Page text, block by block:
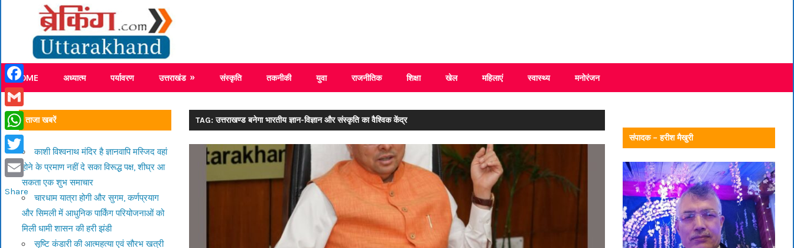
content
Breaking News Uttarakhand
HOME अध्यात्म पर्यावरण उत्तराखंड संस्कृति तकनीकी युवा राजनीतिक शिक्षा खेल महिलाएं स्वास्थ्य मनोरंजन
TAG: उत्तराखण्ड बनेगा भारतीय ज्ञान-विज्ञान और संस्कृति का वैश्विक केंद्र
ताजा खबरें
काशी विश्वनाथ मंदिर है ज्ञानवापि मस्जिद वहां
होने के प्रमाण नहीं दे सका विरूद्ध पक्ष, शीघ्र आ
सकता एक शुभ समाचार
चारधाम यात्रा होगी और सुगम, कर्णप्रयाग
और सिमली में आधुनिक पार्किंग परियोजनाओं को
मिली धामी शासन की हरी झंडी
सृष्टि कंडारी की आत्महत्या एवं सौरभ खत्री
संपादक – हरीश मैखुरी
Facebook
Gmail
WhatsApp
Twitter
Email
Share